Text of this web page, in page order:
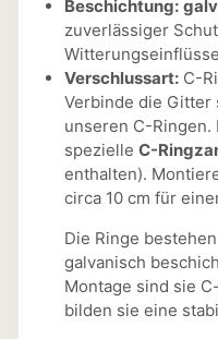
Beschichtung:
zuverlässiger
Verschlussart: C-
Verbinde die
unseren C-
spezielle C-
enthalten).
circa 10 cm für
Die Ringe
galvanisch
Montage sind sie
bilden sie eine